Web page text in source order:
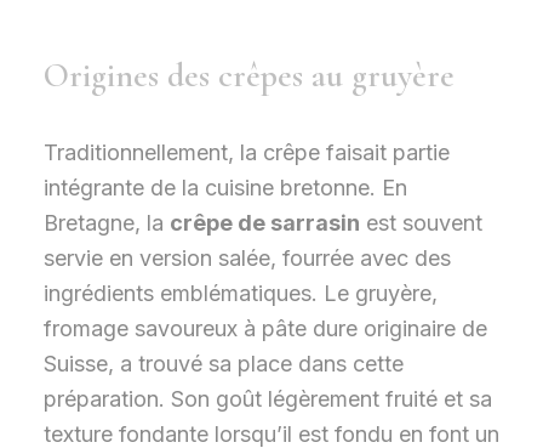
Origines des crêpes au gruyère
Traditionnellement, la crêpe faisait partie
intégrante de la cuisine bretonne. En
Bretagne, la crêpe de sarrasin est souvent
servie en version salée, fourrée avec des
ingrédients emblématiques. Le gruyère,
fromage savoureux à pâte dure originaire de
Suisse, a trouvé sa place dans cette
préparation. Son goût légèrement fruité et sa
texture fondante lorsqu’il est fondu en font un